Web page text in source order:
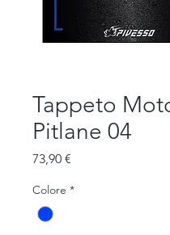
Tappeto
Pitlane 04
73,90 €
Colore *